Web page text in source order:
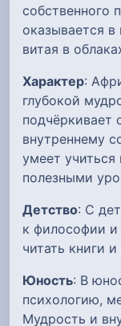
собственного
оказывается
витая в
Характер:
глубокой
подчёркивает
внутреннему
умеет
полезными
Детство: С
к философии
читать книги
Юность: В
психологию,
Мудрость и